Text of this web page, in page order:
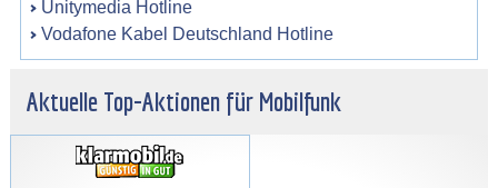
Unitymedia Hotline
Vodafone Kabel Deutschland Hotline
Aktuelle Top-Aktionen für Mobilfunk